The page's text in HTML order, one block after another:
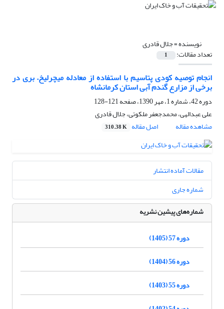
نویسنده =جلال قادری
تعداد مقالات: 1
انجام توصیه کودی پتاسیم با استفاده از معادله میچرلیخ– بری در
برخی از مزارع گندم آبی استان کرمانشاه
دوره 42، شماره 1، مهر 1390، صفحه
121-128
علی عبدالهی، محمدجعفر ملکوتی، جلال قادری
مشاهده مقاله
اصل مقاله 310.38 K
مقالات آماده انتشار
شماره جاری
شماره‌های پیشین نشریه
دوره 57 (1405)
دوره 56 (1404)
دوره 55 (1403)